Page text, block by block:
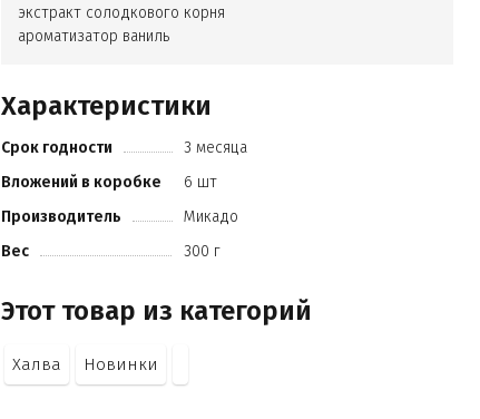
экстракт солодкового корня
ароматизатор ваниль
Характеристики
Срок годности
3 месяца
Вложений в коробке
6 шт
Производитель
Микадо
Вес
300 г
Этот товар из категорий
Халва Новинки